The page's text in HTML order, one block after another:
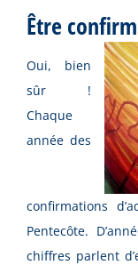
Être
Oui, bien
sûr !
Chaque
année des
confirmations
Pentecôte.
chiffres parlent